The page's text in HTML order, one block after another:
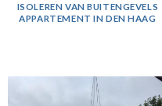
ISOLEREN VAN BUITENGEVELS
APPARTEMENT IN DEN HAAG